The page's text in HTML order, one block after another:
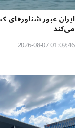
ایران عبور شناورهای
می‌کند
01:09:46 2026-08-07